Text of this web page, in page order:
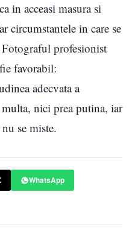
in acceasi masura si
circumstantele in care se
profesionist
favorabil:
adecvata a
nici prea putina, iar
se miste.
WhatsApp